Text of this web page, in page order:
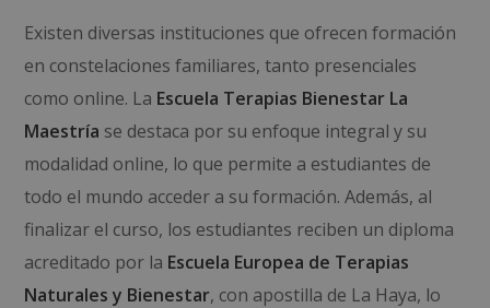
Existen diversas instituciones que ofrecen formación
en constelaciones familiares, tanto presenciales
como online. La Escuela Terapias Bienestar La
Maestría se destaca por su enfoque integral y su
modalidad online, lo que permite a estudiantes de
todo el mundo acceder a su formación. Además, al
finalizar el curso, los estudiantes reciben un diploma
acreditado por la Escuela Europea de Terapias
Naturales y Bienestar, con apostilla de La Haya, lo